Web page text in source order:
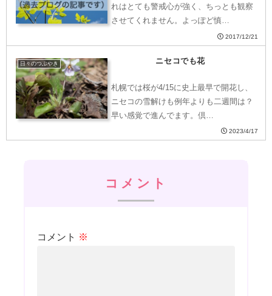
れはとても警戒心が強く、ちっとも観察
させてくれません。よっぽど慎…
2017/12/21
日々のつぶやき ニセコでも花
札幌では桜が4/15に史上最早で開花し、
ニセコの雪解けも例年よりも二週間は？
早い感覚で進んでます。倶…
2023/4/17
コメント
コメント ※